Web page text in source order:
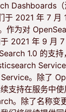
Dashboards
于 2021 年 7 月
作为对
2021 年 9 月
1.0 的支持
。除了
支持在服务中使
。除了名称变